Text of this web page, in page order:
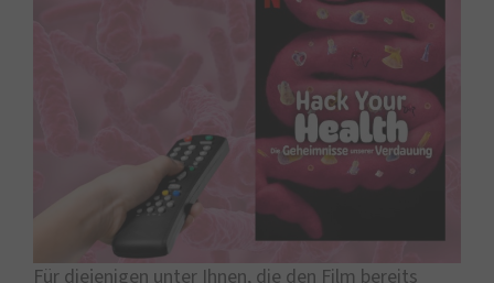
Für diejenigen unter Ihnen, die den Film bereits